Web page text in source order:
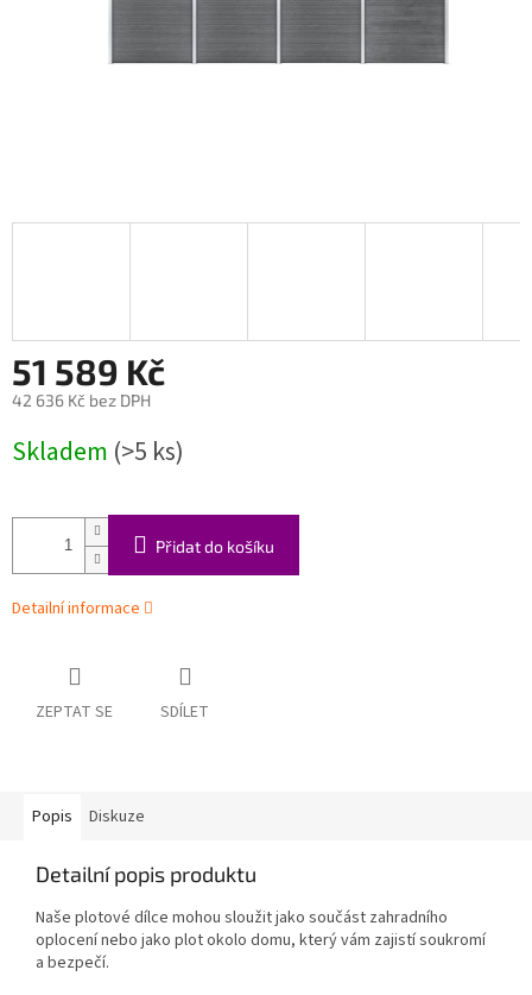
51 589 Kč
42 636 Kč bez DPH
cena:
Skladem (>5 ks)
Přidat do košíku
Detailní informace
ZEPTAT SE SDÍLET
Popis Diskuze
Detailní popis produktu
Naše plotové dílce mohou sloužit jako součást zahradního
oplocení nebo jako plot okolo domu, který vám zajistí soukromí
a bezpečí.